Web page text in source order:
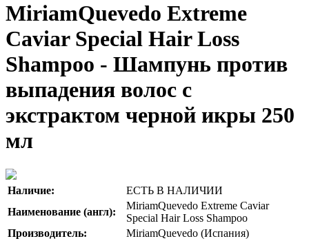
MiriamQuevedo Extreme
Caviar Special Hair Loss
Shampoo - Шампунь против
выпадения волос с
экстрактом черной икры 250
мл
Наличие:
ЕСТЬ В НАЛИЧИИ
Наименование (англ):
MiriamQuevedo Extreme Caviar
Special Hair Loss Shampoo
Производитель:
MiriamQuevedo (Испания)